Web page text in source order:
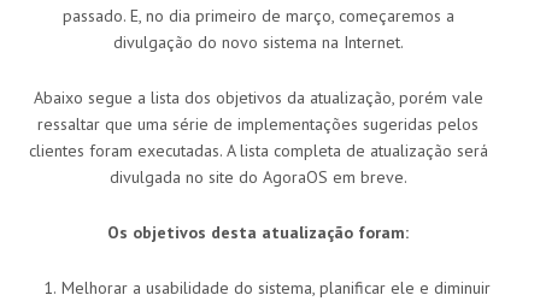
passado. E, no dia primeiro de março, começaremos a
divulgação do novo sistema na Internet.
Abaixo segue a lista dos objetivos da atualização, porém vale
ressaltar que uma série de implementações sugeridas pelos
clientes foram executadas. A lista completa de atualização será
divulgada no site do AgoraOS em breve.
Os objetivos desta atualização foram:
Melhorar a usabilidade do sistema, planificar ele e diminuir